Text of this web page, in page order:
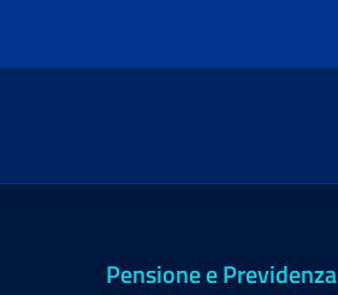
Pensione e Previdenza